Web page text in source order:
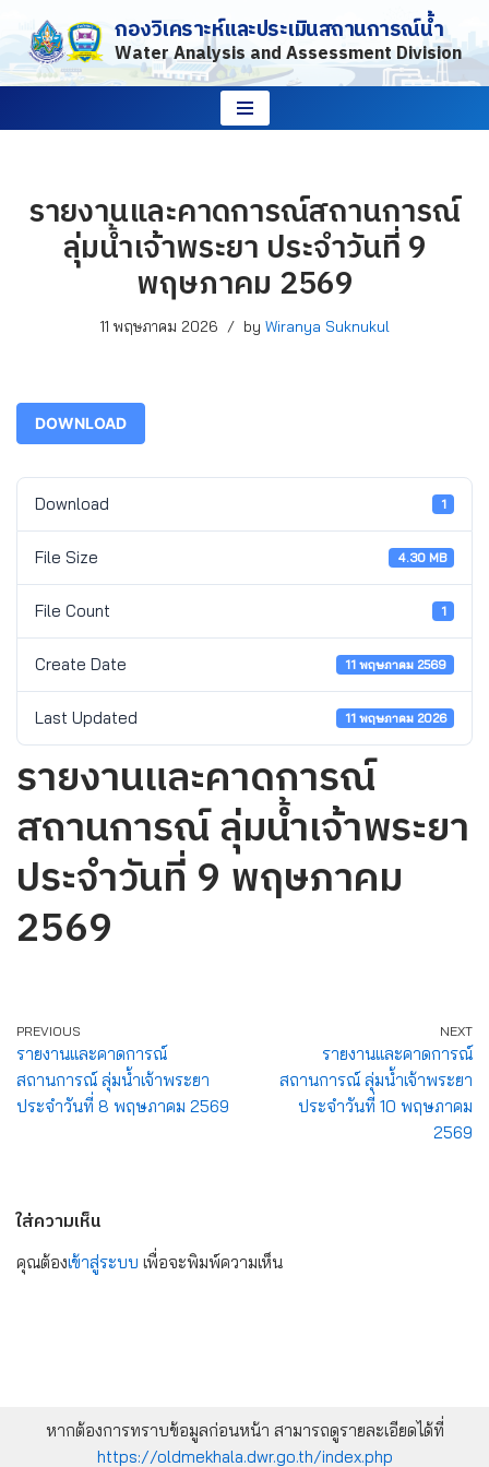
Skip
to
กองวิเคราะห์และประเมินสถานการณ์น้ำ
Water Analysis and Assessment Division
รายงานและคาดการณ์สถานการณ์
ลุ่มน้ำเจ้าพระยา ประจำวันที่ 9
พฤษภาคม 2569
11 พฤษภาคม 2026 by Wiranya Suknukul
DOWNLOAD
Download 1
File Size 4.30 MB
File Count 1
Create Date 11 พฤษภาคม 2569
Last Updated 11 พฤษภาคม 2026
รายงานและคาดการณ์
สถานการณ์ ลุ่มน้ำเจ้าพระยา
ประจำวันที่ 9 พฤษภาคม
2569
PREVIOUS
รายงานและคาดการณ์
สถานการณ์ ลุ่มน้ำเจ้าพระยา
ประจำวันที่ 8 พฤษภาคม 2569
NEXT
รายงานและคาดการณ์
สถานการณ์ ลุ่มน้ำเจ้าพระยา
ประจำวันที่ 10 พฤษภาคม
2569
ใส่ความเห็น
คุณต้องเข้าสู่ระบบ เพื่อจะพิมพ์ความเห็น
หากต้องการทราบข้อมูลก่อนหน้า สามารถดูรายละเอียดได้ที่
https://oldmekhala.dwr.go.th/index.php